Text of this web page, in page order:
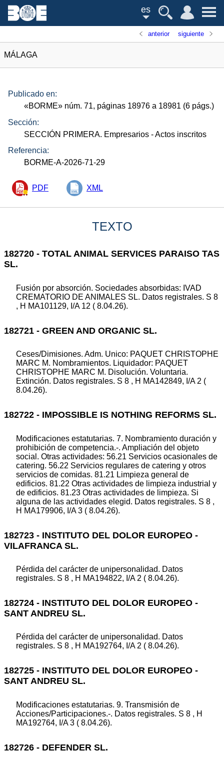
es
anterior siguiente
MÁLAGA
Publicado en:
«BORME» núm. 71, páginas 18976 a 18981 (6 págs.)
Sección:
SECCIÓN PRIMERA. Empresarios - Actos inscritos
Referencia:
BORME-A-2026-71-29
PDF XML
TEXTO
182720 - TOTAL ANIMAL SERVICES PARAISO TAS
SL.
Fusión por absorción. Sociedades absorbidas: IVAD
CREMATORIO DE ANIMALES SL. Datos registrales. S 8
, H MA101129, I/A 12 ( 8.04.26).
182721 - GREEN AND ORGANIC SL.
Ceses/Dimisiones. Adm. Unico: PAQUET CHRISTOPHE
MARC M. Nombramientos. Liquidador: PAQUET
CHRISTOPHE MARC M. Disolución. Voluntaria.
Extinción. Datos registrales. S 8 , H MA142849, I/A 2 (
8.04.26).
182722 - IMPOSSIBLE IS NOTHING REFORMS SL.
Modificaciones estatutarias. 7. Nombramiento duración y
prohibición de competencia.-. Ampliación del objeto
social. Otras actividades: 56.21 Servicios ocasionales de
catering. 56.22 Servicios regulares de catering y otros
servicios de comidas. 81.21 Limpieza general de
edificios. 81.22 Otras actividades de limpieza industrial y
de edificios. 81.23 Otras actividades de limpieza. Si
alguna de las actividades elegid. Datos registrales. S 8 ,
H MA179906, I/A 3 ( 8.04.26).
182723 - INSTITUTO DEL DOLOR EUROPEO -
VILAFRANCA SL.
Pérdida del carácter de unipersonalidad. Datos
registrales. S 8 , H MA194822, I/A 2 ( 8.04.26).
182724 - INSTITUTO DEL DOLOR EUROPEO -
SANT ANDREU SL.
Pérdida del carácter de unipersonalidad. Datos
registrales. S 8 , H MA192764, I/A 2 ( 8.04.26).
182725 - INSTITUTO DEL DOLOR EUROPEO -
SANT ANDREU SL.
Modificaciones estatutarias. 9. Transmisión de
Acciones/Participaciones.-. Datos registrales. S 8 , H
MA192764, I/A 3 ( 8.04.26).
182726 - DEFENDER SL.